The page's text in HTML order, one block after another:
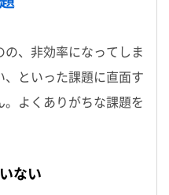
、非効率になってしま
、といった課題に直面す
よくありがちな課題を
ない